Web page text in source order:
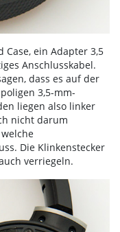
ein Adapter 3,5
Anschlusskabel.
dass es auf der
3,5-mm-
liegen also linker
nicht darum
Die Klinkenstecker
verriegeln.